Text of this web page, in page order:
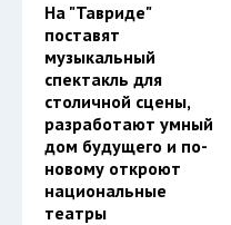
На "Тавриде"
поставят
музыкальный
спектакль для
столичной сцены,
разработают умный
дом будущего и по-
новому откроют
национальные
театры